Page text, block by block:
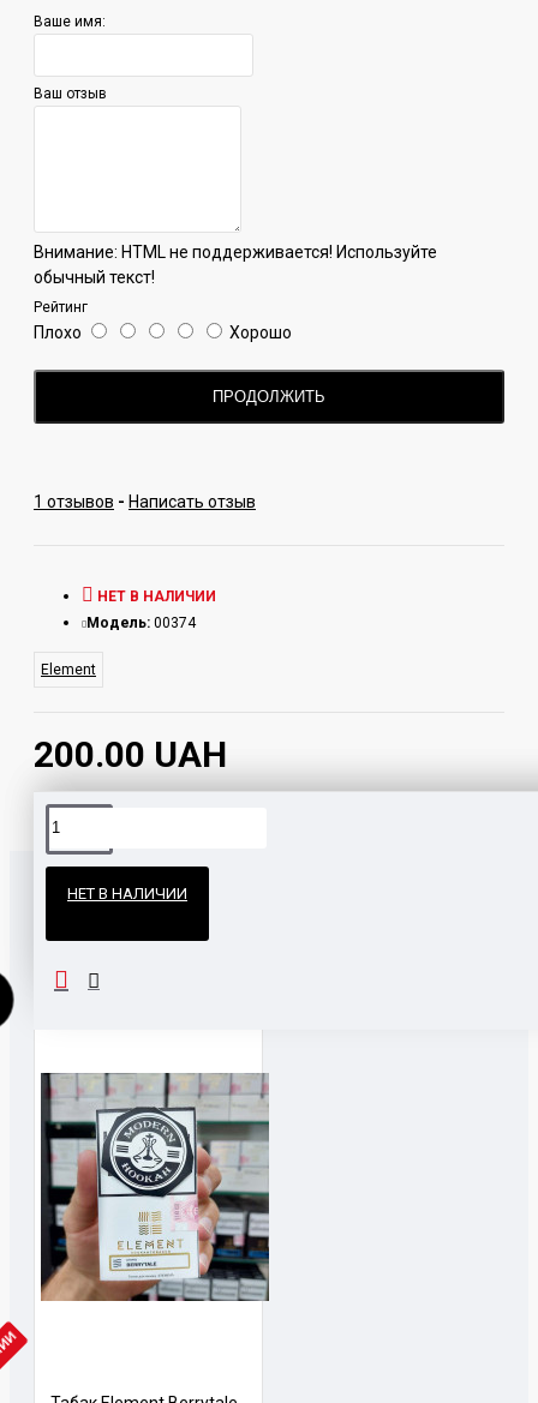
представляет собой уже готовые миксы, а не моно вкусы.
интерессные сочетания - тут производлитель сделал это
за вас.
Ваше имя:
Ваш отзыв
Внимание: HTML не поддерживается! Используйте
обычный текст!
Рейтинг
Плохо Хорошо
ПРОДОЛЖИТЬ
1 отзывов - Написать отзыв
200.00 UAH
НЕТ В НАЛИЧИИ
Модель: 00374
Element
НЕТ В НАЛИЧИИ